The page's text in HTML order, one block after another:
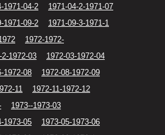
1971-04-2
1971-04-2-1971-07
1971-09-2
1971-09-3-1971-1
1972-1972-
2-1972-03
1972-03-1972-04
1972-08
1972-08-1972-09
11
1972-11-1972-12
1973--1973-03
1973-05
1973-05-1973-06